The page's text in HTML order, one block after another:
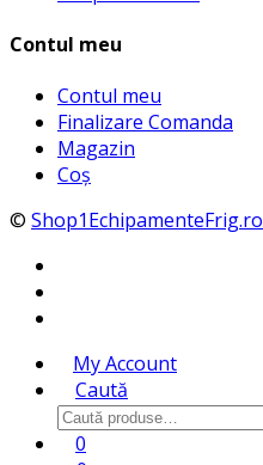
Contul meu
Contul meu
Finalizare Comanda
Magazin
Coș
© Shop1EchipamenteFrig.ro
My Account
Caută
Caută
după:
0